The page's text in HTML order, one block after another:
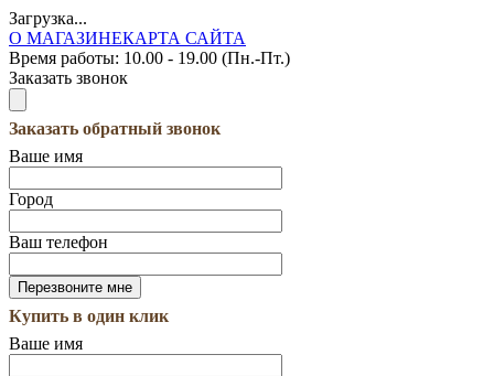
Загрузка...
О МАГАЗИНЕКАРТА САЙТА
Время работы: 10.00 - 19.00 (Пн.-Пт.)
Заказать звонок
Заказать обратный звонок
Ваше имя
Город
Ваш телефон
Купить в один клик
Ваше имя